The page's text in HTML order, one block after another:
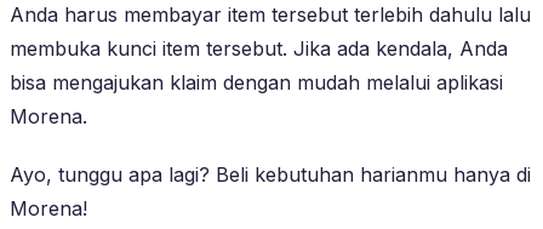
Anda harus membayar item tersebut terlebih dahulu lalu
membuka kunci item tersebut. Jika ada kendala, Anda
bisa mengajukan klaim dengan mudah melalui aplikasi
Morena.
Ayo, tunggu apa lagi? Beli kebutuhan harianmu hanya di
Morena!